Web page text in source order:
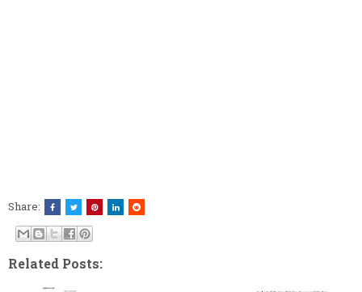
Share:
Related Posts: